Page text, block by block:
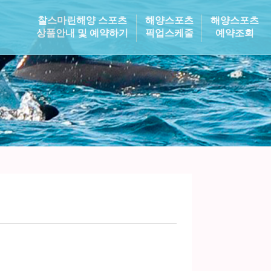
찰스마린해양 스포츠
상품안내 및 예약하기
해양스포츠
픽업스케줄
해양스포츠
예약조회